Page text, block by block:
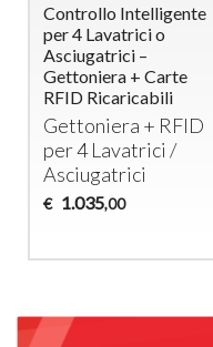
Controllo Intelligente
per 4 Lavatrici o
Asciugatrici –
Gettoniera + Carte
RFID Ricaricabili
Gettoniera + RFID
per 4 Lavatrici /
Asciugatrici
€ 1.035,00